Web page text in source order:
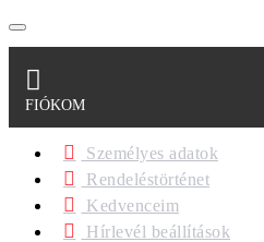
FIÓKOM
Személyes adatok
Rendeléstörténet
Kedvenceim
Hírlevél beállítások